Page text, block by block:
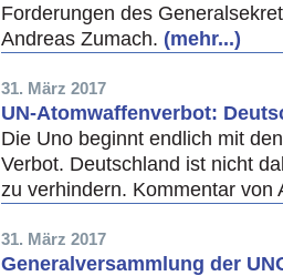
Forderungen des
Andreas Zumach. (mehr...)
31. März 2017
UN-Atomwaffenverbot:
Die Uno beginnt endlich mit
Verbot. Deutschland ist nicht
zu verhindern. Kommentar
31. März 2017
Generalversammlung der